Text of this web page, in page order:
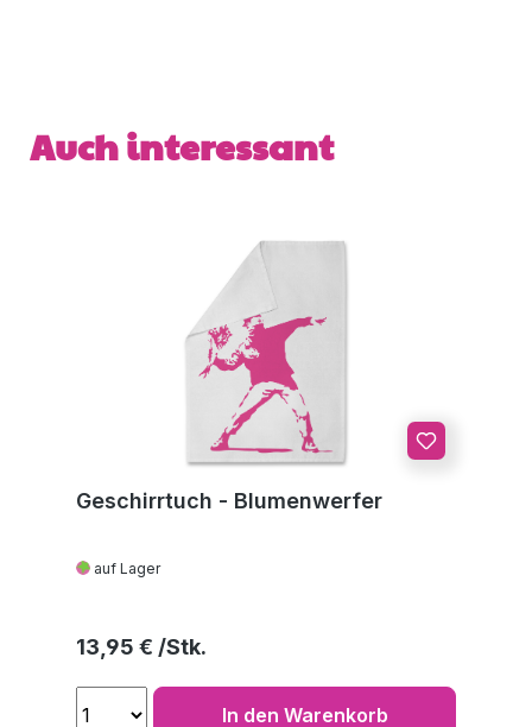
Produktgalerie überspringen
Auch interessant
Geschirrtuch - Blumenwerfer
auf Lager
Regulärer Preis:
13,95 €
In den Warenkorb